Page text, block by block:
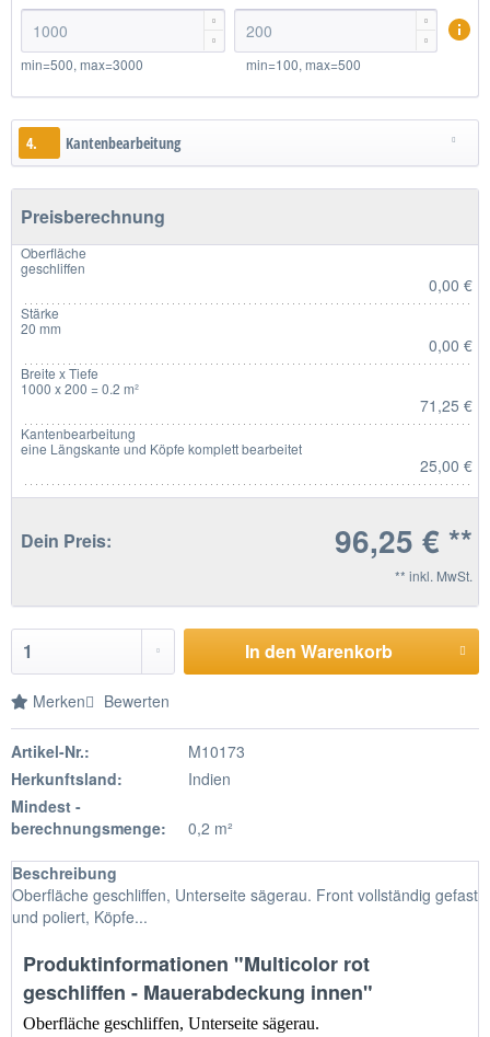




min=500, max=3000 min=100, max=500
4. Kantenbearbeitung
Preisberechnung
Oberfläche
geschliffen
0,00 €
Stärke
20 mm
0,00 €
Breite x Tiefe
1000 x 200 = 0.2 m²
71,25 €
Kantenbearbeitung
eine Längskante und Köpfe komplett bearbeitet
25,00 €
Dein Preis: 96,25 € **
** inkl. MwSt.
In den Warenkorb
Merken Bewerten
Artikel-Nr.:
M10173
Herkunftsland:
Indien
Mindest -
berechnungsmenge:
0,2 m²
Beschreibung
Oberfläche geschliffen, Unterseite sägerau. Front vollständig gefast
und poliert, Köpfe...
Produktinformationen "Multicolor rot
geschliffen - Mauerabdeckung innen"
Oberfläche geschliffen, Unterseite sägerau.